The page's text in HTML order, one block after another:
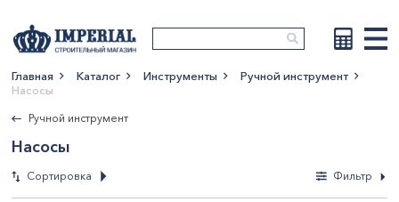
Главная Каталог Инструменты
Ручной инструмент
Насосы
Ручной инструмент
Насосы
Фильтр
Сортировка